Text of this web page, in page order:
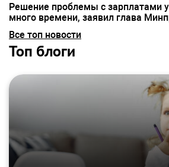
Решение проблемы с зарплатами
много времени, заявил глава
Все топ новости
Топ блоги